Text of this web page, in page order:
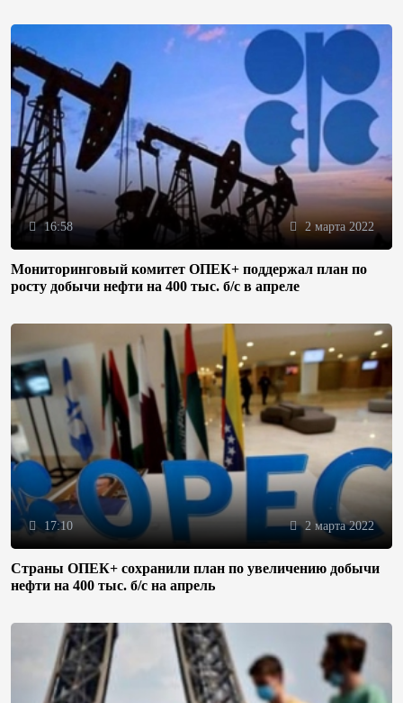
16:58 2 марта 2022
Мониторинговый комитет ОПЕК+ поддержал план по
росту добычи нефти на 400 тыс. б/с в апреле
17:10 2 марта 2022
Страны ОПЕК+ сохранили план по увеличению добычи
нефти на 400 тыс. б/с на апрель